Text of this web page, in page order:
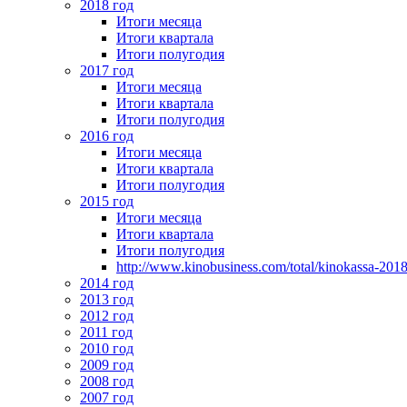
2018 год
Итоги месяца
Итоги квартала
Итоги полугодия
2017 год
Итоги месяца
Итоги квартала
Итоги полугодия
2016 год
Итоги месяца
Итоги квартала
Итоги полугодия
2015 год
Итоги месяца
Итоги квартала
Итоги полугодия
http://www.kinobusiness.com/total/kinokassa-
2014 год
2013 год
2012 год
2011 год
2010 год
2009 год
2008 год
2007 год